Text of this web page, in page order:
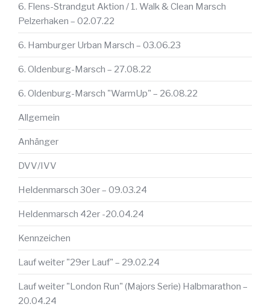
6. Flens-Strandgut Aktion / 1. Walk & Clean Marsch
Pelzerhaken – 02.07.22
6. Hamburger Urban Marsch – 03.06.23
6. Oldenburg-Marsch – 27.08.22
6. Oldenburg-Marsch "WarmUp" – 26.08.22
Allgemein
Anhänger
DVV/IVV
Heldenmarsch 30er – 09.03.24
Heldenmarsch 42er -20.04.24
Kennzeichen
Lauf weiter "29er Lauf" – 29.02.24
Lauf weiter "London Run" (Majors Serie) Halbmarathon –
20.04.24